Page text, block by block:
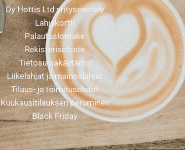
Oy Hottis Ltd yritysesittely
Lahjakortti
Palautuslomake
Rekisteriseloste
Tietosuojakäytäntö
Liikelahjat ja mainoslahjat
Tilaus- ja toimitusehdot
Kuukausitilauksen peruminen
Black Friday